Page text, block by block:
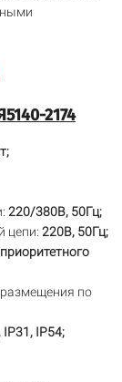
2174
220/380В, 50Гц;
цепи: 220В, 50Гц;
размещения по
IP31, IP54;